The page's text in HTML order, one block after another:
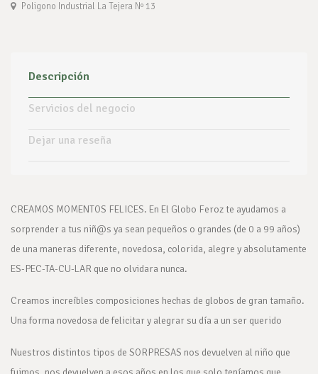
Poligono Industrial La Tejera Nº 13
Descripción
Servicios del negocio
Dejar una reseña
CREAMOS MOMENTOS FELICES. En El Globo Feroz te ayudamos a
sorprender a tus niñ@s ya sean pequeños o grandes (de 0 a 99 años)
de una maneras diferente, novedosa, colorida, alegre y absolutamente
ES-PEC-TA-CU-LAR que no olvidara nunca.
Creamos increíbles composiciones hechas de globos de gran tamaño.
Una forma novedosa de felicitar y alegrar su día a un ser querido
Nuestros distintos tipos de SORPRESAS nos devuelven al niño que